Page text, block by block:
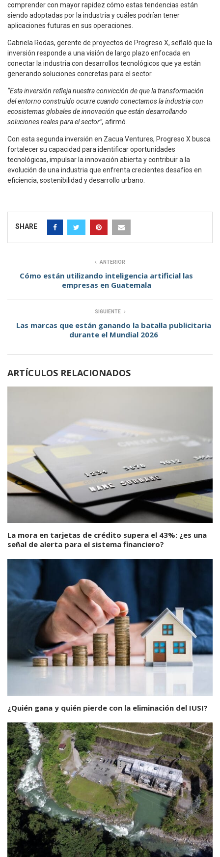
comprender con mayor rapidez cómo estas tendencias están
siendo adoptadas por la industria y cuáles podrían tener
aplicaciones futuras en sus operaciones.
Gabriela Rodas, gerente de proyectos de Progreso X, señaló que la
inversión responde a una visión de largo plazo enfocada en
conectar la industria con desarrollos tecnológicos que ya están
generando soluciones concretas para el sector.
“Esta inversión refleja nuestra convicción de que la transformación
del entorno construido ocurre cuando conectamos la industria con
ecosistemas globales de innovación que están desarrollando
soluciones reales para el sector”, afirmó.
Con esta segunda inversión en Zacua Ventures, Progreso X busca
fortalecer su capacidad para identificar oportunidades
tecnológicas, impulsar la innovación abierta y contribuir a la
evolución de una industria que enfrenta crecientes desafíos en
eficiencia, sostenibilidad y desarrollo urbano.
SHARE
ANTERIOR
Cómo están utilizando inteligencia artificial las
empresas en Guatemala
SIGUIENTE
Las marcas que están ganando la batalla publicitaria
durante el Mundial 2026
ARTÍCULOS RELACIONADOS
La mora en tarjetas de crédito supera el 43%: ¿es una
señal de alerta para el sistema financiero?
¿Quién gana y quién pierde con la eliminación del IUSI?